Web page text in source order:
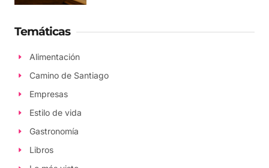
Temáticas
Alimentación
Camino de Santiago
Empresas
Estilo de vida
Gastronomía
Libros